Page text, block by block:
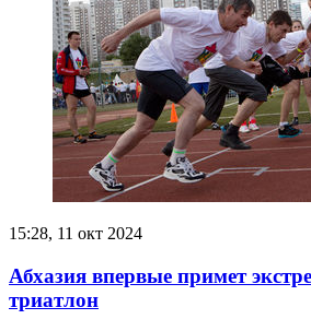
15:28, 11 окт 2024
Абхазия впервые примет
триатлон